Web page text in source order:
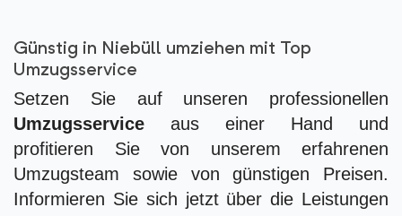
Günstig in Niebüll umziehen mit Top
Umzugsservice
Setzen Sie auf unseren professionellen
Umzugsservice aus einer Hand und
profitieren Sie von unserem erfahrenen
Umzugsteam sowie von günstigen Preisen.
Informieren Sie sich jetzt über die Leistungen